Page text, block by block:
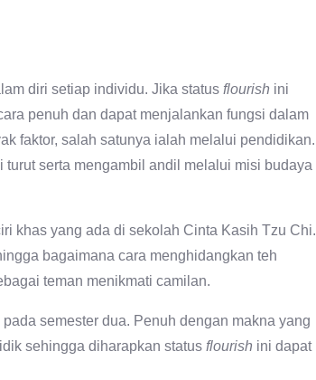
diri setiap individu. Jika status flourish ini
penuh dan dapat menjalankan fungsi dalam
faktor, salah satunya ialah melalui pendidikan.
serta mengambil andil melalui misi budaya
khas yang ada di sekolah Cinta Kasih Tzu Chi.
bagaimana cara menghidangkan teh
teman menikmati camilan.
semester dua. Penuh dengan makna yang
sehingga diharapkan status flourish ini dapat